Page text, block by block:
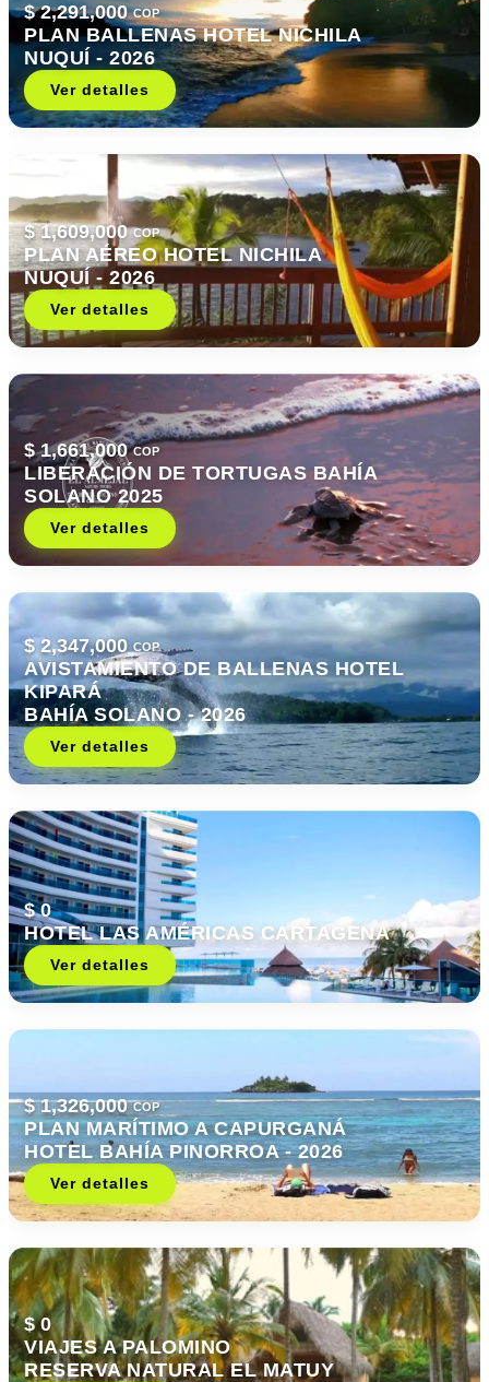
$ 2,291,000COP
PLAN BALLENAS HOTEL NICHILA
NUQUÍ - 2026
Ver detalles
$ 1,609,000COP
PLAN AÉREO HOTEL NICHILA
NUQUÍ - 2026
Ver detalles
$ 1,661,000COP
LIBERACIÓN DE TORTUGAS BAHÍA
SOLANO 2025
Ver detalles
$ 2,347,000COP
AVISTAMIENTO DE BALLENAS HOTEL
KIPARÁ
BAHÍA SOLANO - 2026
Ver detalles
$ 0
HOTEL LAS AMÉRICAS CARTAGENA
Ver detalles
$ 1,326,000COP
PLAN MARÍTIMO A CAPURGANÁ
HOTEL BAHÍA PINORROA - 2026
Ver detalles
$ 0
VIAJES A PALOMINO
RESERVA NATURAL EL MATUY